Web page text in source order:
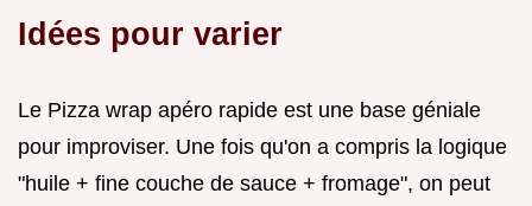
Idées pour varier
Le Pizza wrap apéro rapide est une base géniale
pour improviser. Une fois qu'on a compris la logique
"huile + fine couche de sauce + fromage", on peut